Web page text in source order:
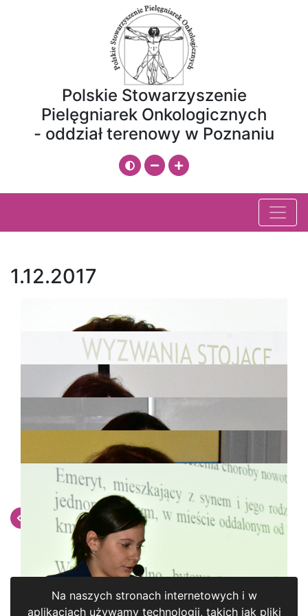
Przeskocz do treści
Na naszych stronach internetowych i w
aplikacjach używamy technologii, takich jak pliki
Polskie Stowarzyszenie
Pielęgniarek Onkologicznych
- oddział terenowy w Poznaniu
Zmień kontrast
Zmniejsz rozmiar czcionki
Zwiększ rozmiar czcionki
1.12.2017
Powrót do listy galerii